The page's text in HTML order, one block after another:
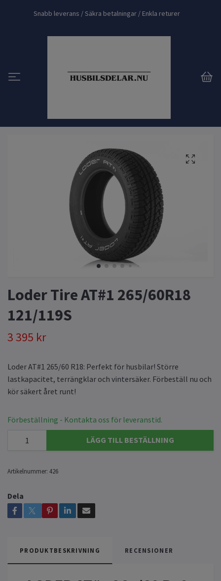
Snabb leverans / Säkra betalningar / Enkla returer
Loder Tire AT#1 265/60R18
121/119S
3 395 kr
Loder AT#1 265/60 R18: Perfekt för husbilar! Större
lastkapacitet, terrängklar och vintersäker. Förbeställ nu och
kör säkert året runt!
Förbeställning - Kontakta oss för leveranstid.
LÄGG TILL BESTÄLLNING
Artikelnummer: 426
Dela
PRODUKTBESKRIVNING RECENSIONER